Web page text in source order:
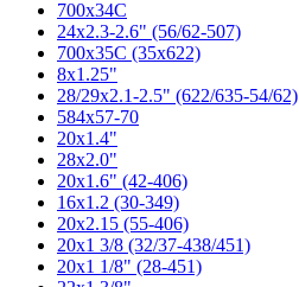
700x34C
24x2.3-2.6" (56/62-507)
700x35C (35x622)
8x1.25"
28/29x2.1-2.5" (622/635-54/62)
584x57-70
20x1.4"
28x2.0"
20x1.6" (42-406)
16x1.2 (30-349)
20x2.15 (55-406)
20x1 3/8 (32/37-438/451)
20x1 1/8" (28-451)